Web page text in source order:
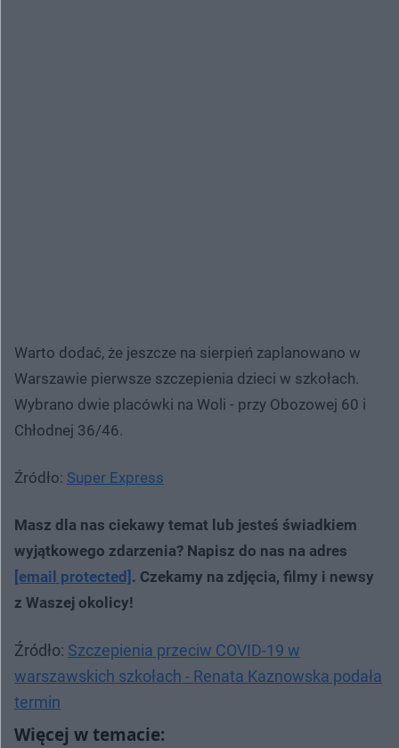
Warto dodać, że jeszcze na sierpień zaplanowano w
Warszawie pierwsze szczepienia dzieci w szkołach.
Wybrano dwie placówki na Woli - przy Obozowej 60 i
Chłodnej 36/46.
Źródło: Super Express
Masz dla nas ciekawy temat lub jesteś świadkiem
wyjątkowego zdarzenia? Napisz do nas na adres
[email protected] . Czekamy na zdjęcia, filmy i newsy
z Waszej okolicy!
Źródło: Szczepienia przeciw COVID-19 w
warszawskich szkołach - Renata Kaznowska podała
termin